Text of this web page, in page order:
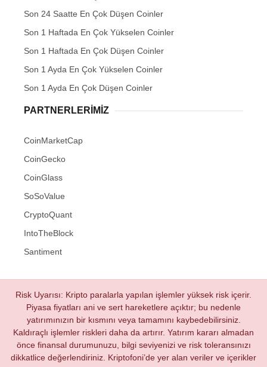
Son 24 Saatte En Çok Düşen Coinler
Son 1 Haftada En Çok Yükselen Coinler
Son 1 Haftada En Çok Düşen Coinler
Son 1 Ayda En Çok Yükselen Coinler
Son 1 Ayda En Çok Düşen Coinler
PARTNERLERIMIZ
CoinMarketCap
CoinGecko
CoinGlass
SoSoValue
CryptoQuant
IntoTheBlock
Santiment
Risk Uyarısı: Kripto paralarla yapılan işlemler yüksek risk içerir.
Piyasa fiyatları ani ve sert hareketlere açıktır; bu nedenle
yatırımınızın bir kısmını veya tamamını kaybedebilirsiniz.
Kaldıraçlı işlemler riskleri daha da artırır. Yatırım kararı almadan
önce finansal durumunuzu, bilgi seviyenizi ve risk toleransınızı
dikkatlice değerlendiriniz. Kriptofoni’de yer alan veriler ve içerikler